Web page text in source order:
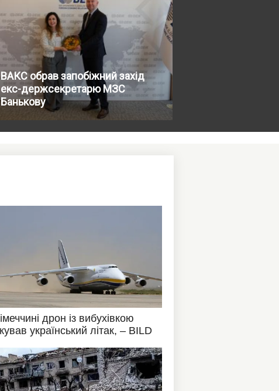
ВАКС обрав запобіжний захід
екс-держсекретарю МЗС
Банькову